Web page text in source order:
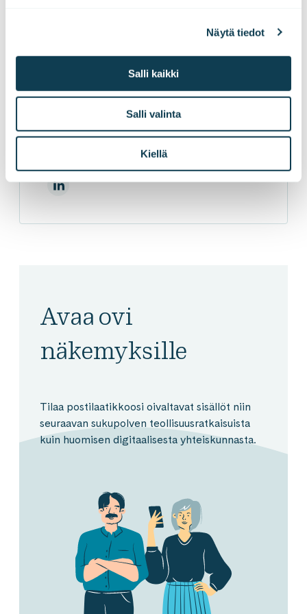
Näytä tiedot
Salli kaikki
Salli valinta
Kiellä
Director, Digital Services
liiketoimintaa.
LinkedInissä
Avaa ovi
näkemyksille
Tilaa postilaatikkoosi oivaltavat sisällöt niin
seuraavan sukupolven teollisuusratkaisuista
kuin huomisen digitaalisesta yhteiskunnasta.